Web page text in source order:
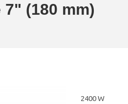
(180 mm)
2400 W